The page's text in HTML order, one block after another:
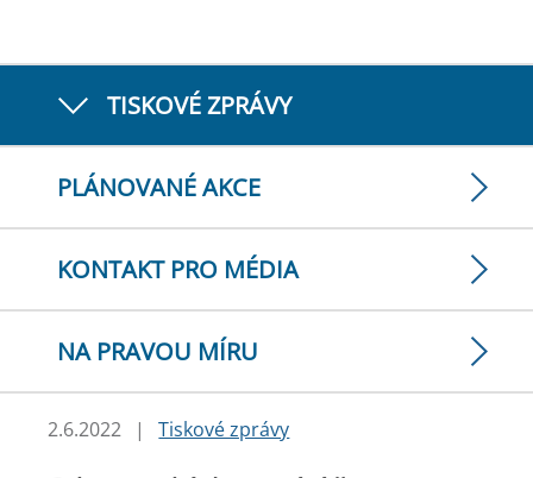
TISKOVÉ ZPRÁVY
PLÁNOVANÉ AKCE
KONTAKT PRO MÉDIA
NA PRAVOU MÍRU
2.6.2022 | Tiskové zprávy